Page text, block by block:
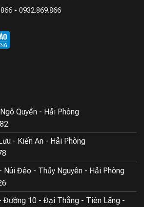
- 0932.869.866
Quyền - Hải Phòng
- Kiến An - Hải Phòng
Núi Đèo - Thủy Nguyên - Hải Phòng
Đường 10 - Đại Thắng - Tiên Lãng -